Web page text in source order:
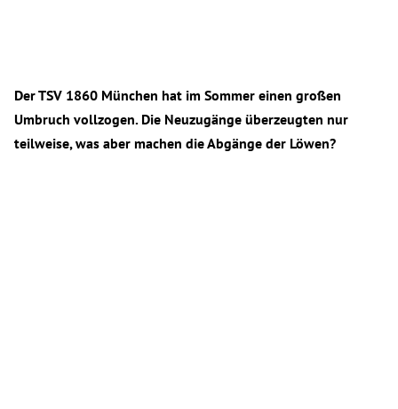
Der TSV 1860 München hat im Sommer einen großen
Umbruch vollzogen. Die Neuzugänge überzeugten nur
teilweise, was aber machen die Abgänge der Löwen?